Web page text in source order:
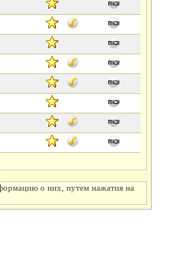
о них, путем нажатия на